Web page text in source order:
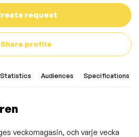
request
Share profile
Statistics Audiences Specifications
veckomagasin, och varje vecka